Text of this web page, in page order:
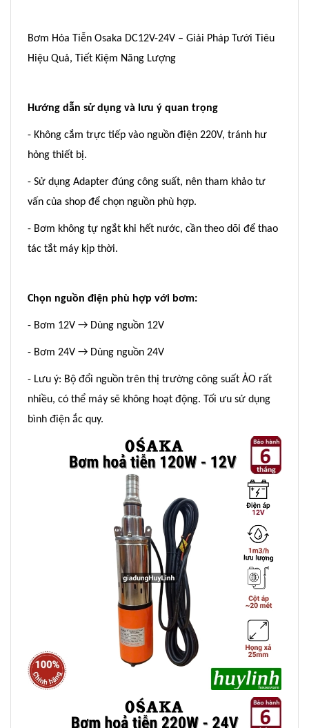
Bơm Hỏa Tiễn Osaka DC12V-24V – Giải Pháp Tưới Tiêu
Hiệu Quả, Tiết Kiệm Năng Lượng
Hướng dẫn sử dụng và lưu ý quan trọng
- Không cắm trực tiếp vào nguồn điện 220V, tránh hư
hỏng thiết bị.
- Sử dụng Adapter đúng công suất, nên tham khảo tư
vấn của shop để chọn nguồn phù hợp.
- Bơm không tự ngắt khi hết nước, cần theo dõi để thao
tác tắt máy kịp thời.
Chọn nguồn điện phù hợp với bơm:
- Bơm 12V → Dùng nguồn 12V
- Bơm 24V → Dùng nguồn 24V
- Lưu ý: Bộ đổi nguồn trên thị trường công suất ẢO rất
nhiều, có thể máy sẽ không hoạt động. Tối ưu sử dụng
bình điện ắc quy.